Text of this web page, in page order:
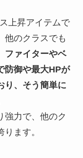
上昇アイテムで
他のクラスでも
ファイターやベ
防御や最大HPが
り、そう簡単に
強力で、他のク
ます。